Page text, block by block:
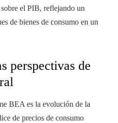
sobre el PIB, reflejando un
de bienes de consumo en un
perspectivas de
BEA es la evolución de la
de precios de consumo